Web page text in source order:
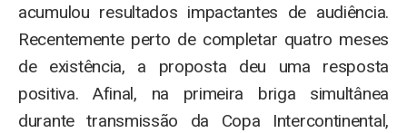
acumulou resultados impactantes de audiência.
Recentemente perto de completar quatro meses
de existência, a proposta deu uma resposta
positiva. Afinal, na primeira briga simultânea
durante transmissão da Copa Intercontinental,